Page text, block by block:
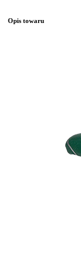
Opis towaru